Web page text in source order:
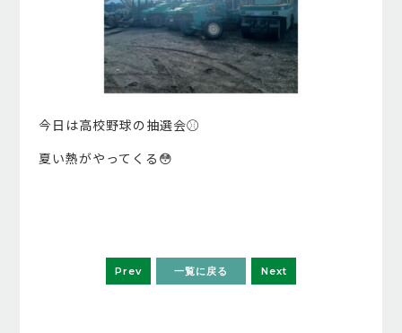
今日は高校野球の抽選会⚾️
夏い熱がやってくる😳
Prev 一覧に戻る Next